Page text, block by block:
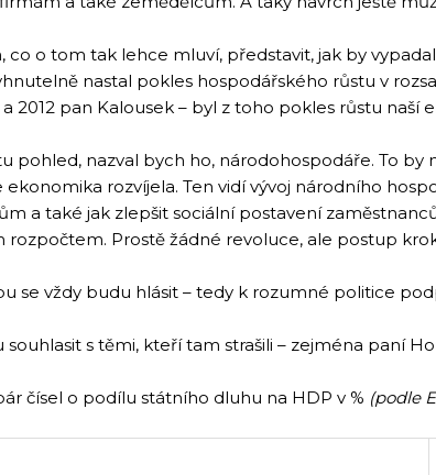
co o tom tak lehce mluví, představit, jak by
nastal pokles hospodářského růstu v
2012 pan Kalousek – byl z toho pokles růstu naší
pohled, nazval bych ho, národohospodáře. To
ekonomika rozvíjela. Ten vidí vývoj národního
a také jak zlepšit sociální postavení
rozpočtem. Prostě žádné revoluce, ale postup
se vždy budu hlásit – tedy k rozumné politice
s těmi, kteří tam strašili – zejména paní
čísel o podílu státního dluhu na HDP v % (podle